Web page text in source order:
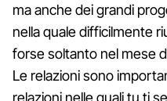
ma anche dei grandi
nella quale difficilmente
forse soltanto nel mese
Le relazioni sono
relazioni nelle quali tu ti